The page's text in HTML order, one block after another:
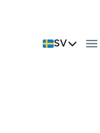
SV